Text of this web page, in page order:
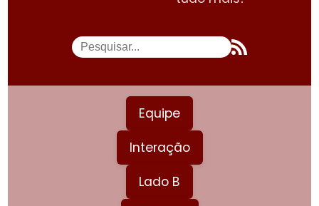
Equipe
Interação
Lado B